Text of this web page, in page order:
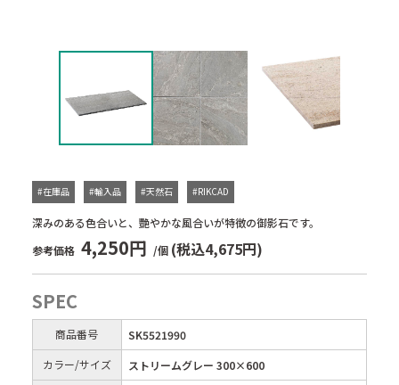
深みのある色合いと、艷やかな風合いが特徴の御影石です。
#在庫品 #輸入品 #天然石 #RIKCAD
参考価格 4,250円 /個 (税込4,675円)
SPEC
商品番号
SK5521990
カラー/サイズ
ストリームグレー 300×600